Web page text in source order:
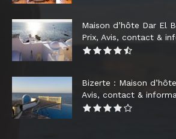
Maison d’hôte Dar El
Prix, Avis, contact &
Bizerte : Maison
Avis, contact &